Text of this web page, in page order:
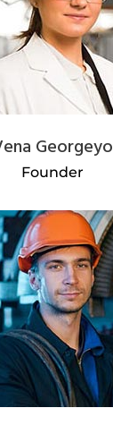
Georgeyo
Founder